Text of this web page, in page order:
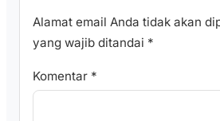
Alamat email Anda tidak akan
yang wajib ditandai *
Komentar *